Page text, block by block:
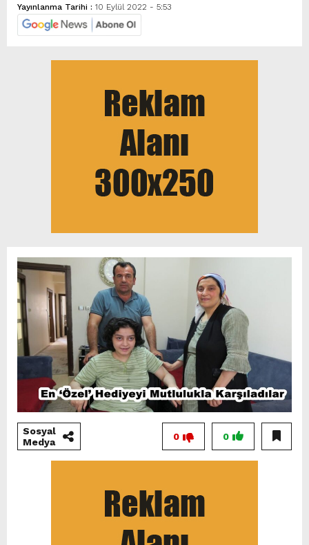
Yayınlanma Tarihi : 10 Eylül 2022 - 5:53
Sosyal
Medya
0
0